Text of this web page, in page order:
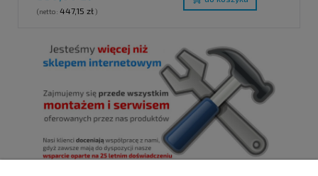
(netto: 447,15 zł)